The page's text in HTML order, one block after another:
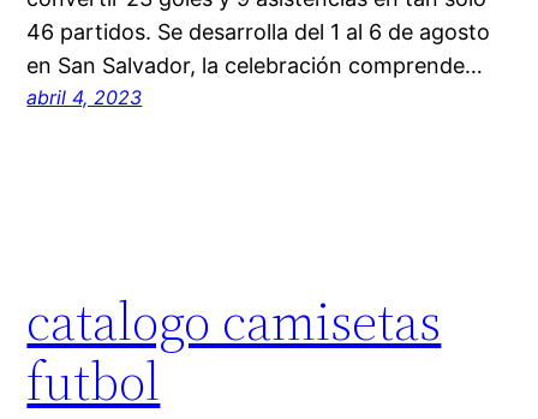
46 partidos. Se desarrolla del 1 al 6 de agosto
en San Salvador, la celebración comprende…
abril 4, 2023
catalogo camisetas
futbol